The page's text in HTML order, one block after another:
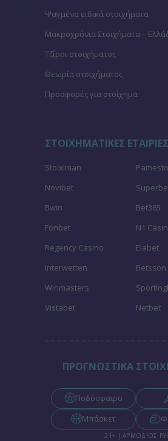
Ψαγμένα ειδικά στοιχήματα
Μακροχρόνια Στοιχήματα –
Τζίροι στοιχήματος
Θεωρία στοιχήματος
Προσφορές για στοίχημα
ΣΤΟΙΧΗΜΑΤΙΚΕΣ ΕΤΑΙΡΙΕΣ
Stoiximan
Novibet
Bwin
Bet365
Fonbet
N1
Regency Casino
Elabet
Interwetten
Betsson
Winmasters
Vistabet
Netbet
ΠΡΟΓΝΩΣΤΙΚΑ
Ποδόσφαιρο
Μπάσκετ
21+ | ΑΡΜΟΔΙΟΣ